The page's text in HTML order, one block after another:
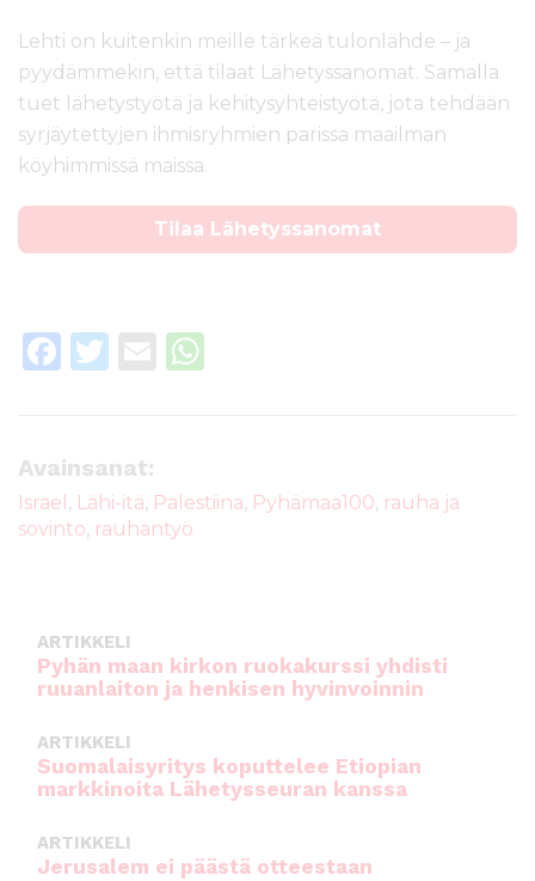
Lehti on kuitenkin meille tärkeä tulonlähde – ja
pyydämmekin, että tilaat Lähetyssanomat. Samalla
tuet lähetystyötä ja kehitysyhteistyötä, jota tehdään
syrjäytettyjen ihmisryhmien parissa maailman
köyhimmissä maissa.
Tilaa Lähetyssanomat
F
e
b
o
T
te
r
E
A
Avainsanat:
Israel , Lähi-itä, Palestiina, Pyhämaa100, rauha ja
sovinto, rauhantyö
ARTIKKELI
Pyhän maan kirkon ruokakurssi yhdisti
ruuanlaiton ja henkisen hyvinvoinnin
ARTIKKELI
Suomalaisyritys koputtelee Etiopian
markkinoita Lähetysseuran kanssa
ARTIKKELI
Jerusalem ei päästä otteestaan